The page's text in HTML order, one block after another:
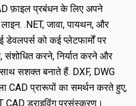
फ़ाइल प्रबंधन के लिए अपने
.NET, जावा, पायथन, और
को कई प्लेटफार्मों पर
संशोधित करने, निर्यात करने और
सशक्त बनाते हैं. DXF, DWG
CAD प्रारूपों का समर्थन करते हुए,
ड्राइविंग प्रसंस्करण।